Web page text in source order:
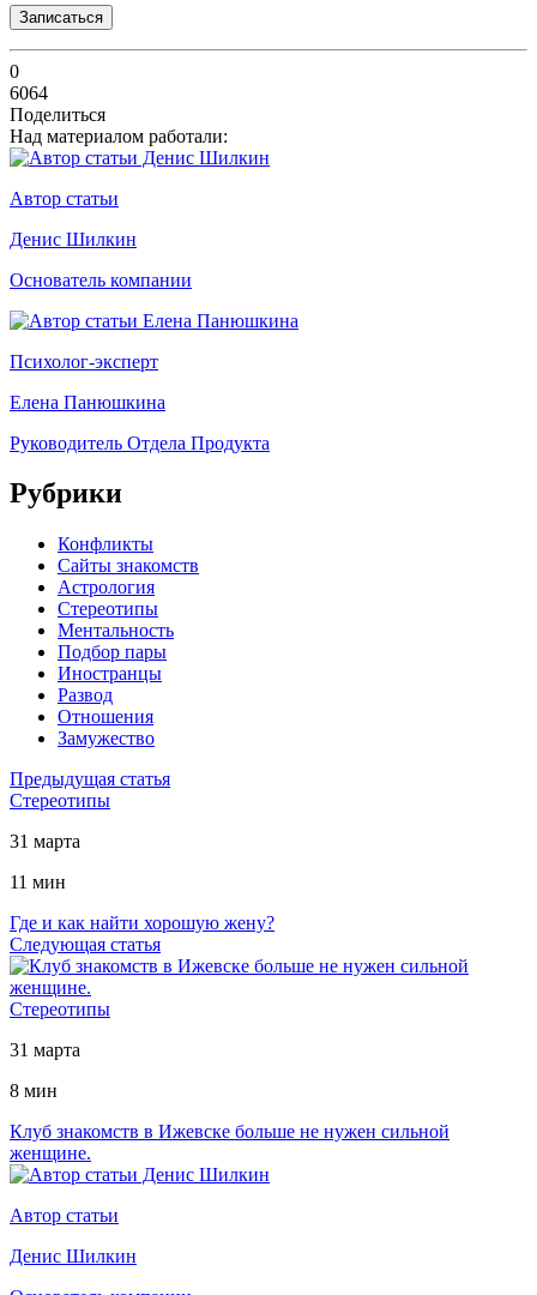
Записаться
0
6064
Поделиться
Над материалом работали:
Автор статьи
Денис Шилкин
Основатель компании
Психолог-эксперт
Елена Панюшкина
Руководитель Отдела Продукта
Рубрики
Конфликты
Сайты знакомств
Астрология
Стереотипы
Ментальность
Подбор пары
Иностранцы
Развод
Отношения
Замужество
Предыдущая статья
Стереотипы
31 марта
11 мин
Где и как найти хорошую жену?
Следующая статья
Стереотипы
31 марта
8 мин
Клуб знакомств в Ижевске больше не нужен сильной
женщине.
Автор статьи
Денис Шилкин